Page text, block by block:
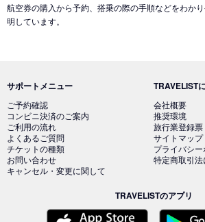
航空券の購入から予約、搭乗の際の手順などをわか
明しています。
サポートメニュー
ご予約確認
コンビニ決済のご案内
ご利用の流れ
よくあるご質問
チケットの種類
お問い合わせ
キャンセル・変更に関して
TRAVELIST
会社概要
推奨環境
旅行業登録票
サイトマップ
プライバシ
特定商取引
TRAVELISTのアプリ